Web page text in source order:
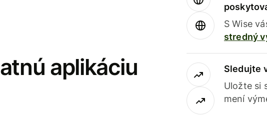
aplikáciu
S Wise
stredný
Sledujte
Uložte si
mení